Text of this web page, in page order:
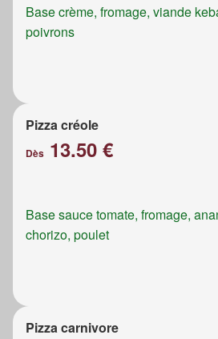
Base crème, fromage, viande
poivrons
Pizza créole
Dès 13.50 €
Base sauce tomate, fromage,
chorizo, poulet
Pizza carnivore